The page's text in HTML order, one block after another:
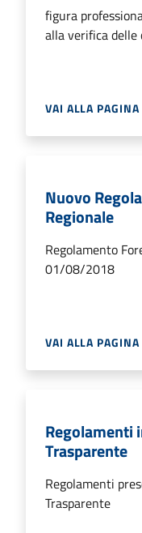
figura
alla verifica
VAI ALLA PAGINA
Nuovo
Regionale
Regolamento
01/08/2018
VAI ALLA PAGINA
Regolamenti
Trasparente
Regolamenti
Trasparente